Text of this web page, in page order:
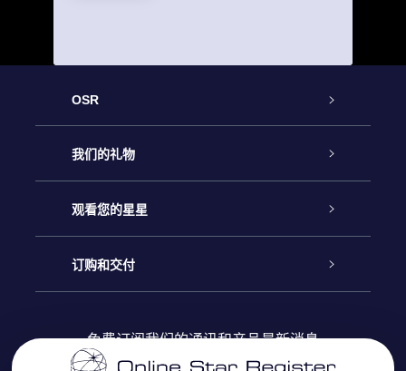
OSR
客户服务
联系我们
博客
我们的礼物
Online Star礼物
OSR 礼物包
观看您的星星
Online Star Register
个性化的Star Page
订购和交付
免费订阅我们的通讯和产品最新消息